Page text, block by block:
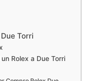
Torri
Rolex a Due Torri